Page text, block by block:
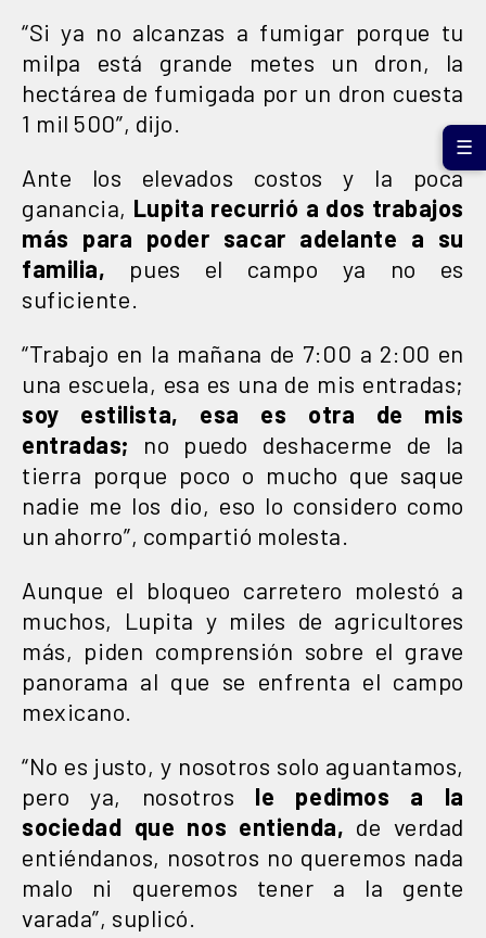
“Si ya no alcanzas a fumigar porque tu
milpa está grande metes un dron, la
hectárea de fumigada por un dron cuesta
1 mil 500”, dijo.
Ante los elevados costos y la poca
ganancia, Lupita recurrió a dos trabajos
más para poder sacar adelante a su
familia, pues el campo ya no es
suficiente.
“Trabajo en la mañana de 7:00 a 2:00 en
una escuela, esa es una de mis entradas;
soy estilista, esa es otra de mis
entradas; no puedo deshacerme de la
tierra porque poco o mucho que saque
nadie me los dio, eso lo considero como
un ahorro”, compartió molesta.
Aunque el bloqueo carretero molestó a
muchos, Lupita y miles de agricultores
más, piden comprensión sobre el grave
panorama al que se enfrenta el campo
mexicano.
“No es justo, y nosotros solo aguantamos,
pero ya, nosotros le pedimos a la
sociedad que nos entienda, de verdad
entiéndanos, nosotros no queremos nada
malo ni queremos tener a la gente
varada”, suplicó.
☰